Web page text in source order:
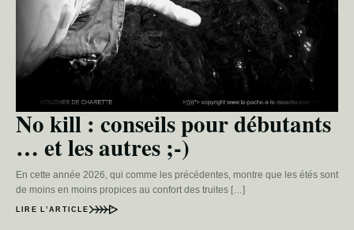
No kill : conseils pour débutants
… et les autres ;-)
En cette année 2026, qui comme les précédentes, montre que les étés sont
de moins en moins propices au confort des truites […]
LIRE L’ARTICLE